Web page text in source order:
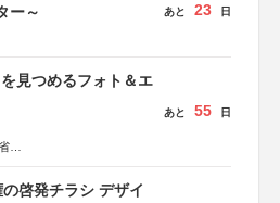
ー～
あと 23 日
見つめるフォト＆エ
あと 55 日
啓発チラシ デザイ